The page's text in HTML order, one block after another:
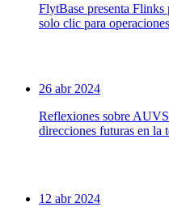
FlytBase presenta Flinks
solo clic para
26 abr 2024
Reflexiones sobre
direcciones futuras en la
12 abr 2024